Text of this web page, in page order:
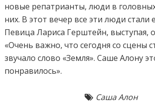
новые репатрианты, люди в
них. В этот вечер все эти люди
Певица Лариса Герштейн, выступая,
«Очень важно, что сегодня со сцены
звучало слово «Земля». Саше Алону
понравилось».
Саша Алон